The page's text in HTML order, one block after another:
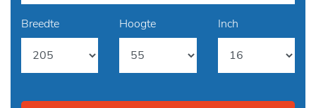
Breedte Hoogte Inch